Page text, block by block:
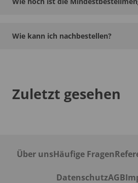
Wie kann ich nachbestellen?
Zuletzt gesehen
Über unsHäufige Fragen
DatenschutzAGB